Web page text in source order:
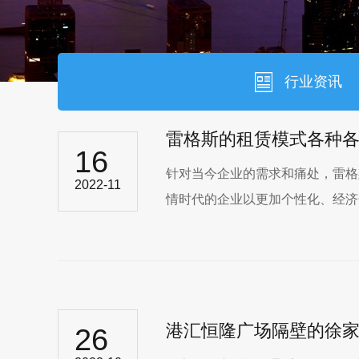
行业资讯
16
2022-11
雷格斯的租赁模式各种
针对当今企业的需求和痛处，雷
情时代的企业以更加个性化、经
26 港汇恒隆广场隔壁的徐